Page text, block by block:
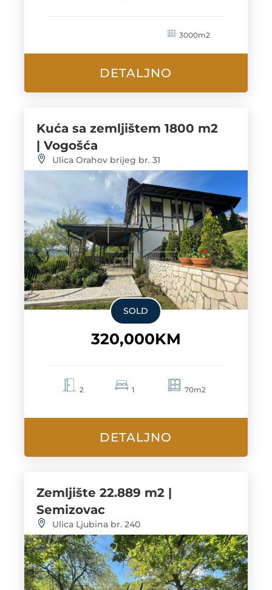
3000m2
DETALJNO
Kuća sa zemljištem 1800 m2
| Vogošća
Ulica Orahov brijeg br. 31
SOLD
320,000KM
2 1 70m2
DETALJNO
Zemljište 22.889 m2 |
Semizovac
Ulica Ljubina br. 240